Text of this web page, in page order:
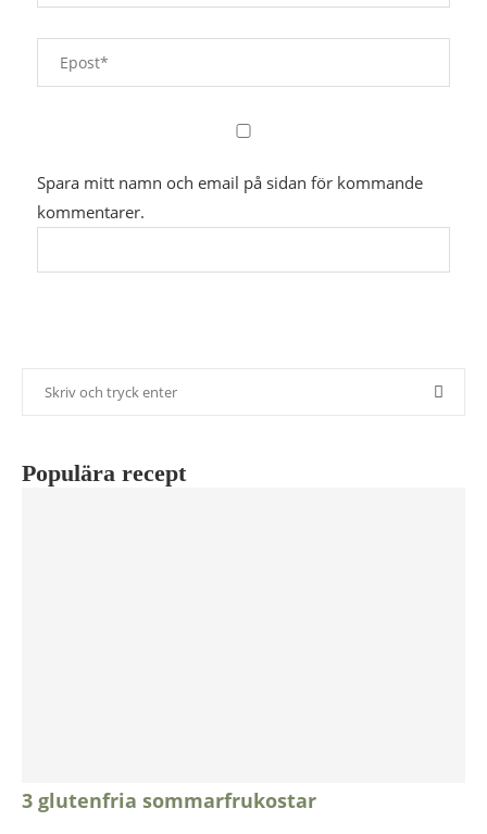
Spara mitt namn och email på sidan för kommande
kommentarer.
Populära recept
3 glutenfria sommarfrukostar